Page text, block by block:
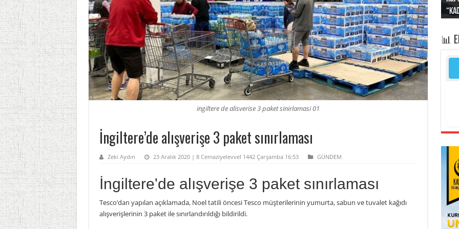
ingiltere de alisverise 3 paket sinirlamasi 01
İngiltere’de alışverişe 3 paket sınırlaması
Zeki Aydın 23 Aralık 2020 | 8 Cemaziyelevvel 1442 Çarşamba 16:53 GÜNDEM
İngiltere'de alışverişe 3 paket sınırlaması
Tesco’dan yapılan açıklamada, Noel tatili öncesi Tesco müşterilerinin yumurta, sabun ve tuvalet kağıdı
alışverişlerinin 3 paket ile sınırlandırıldığı bildirildi.
📊